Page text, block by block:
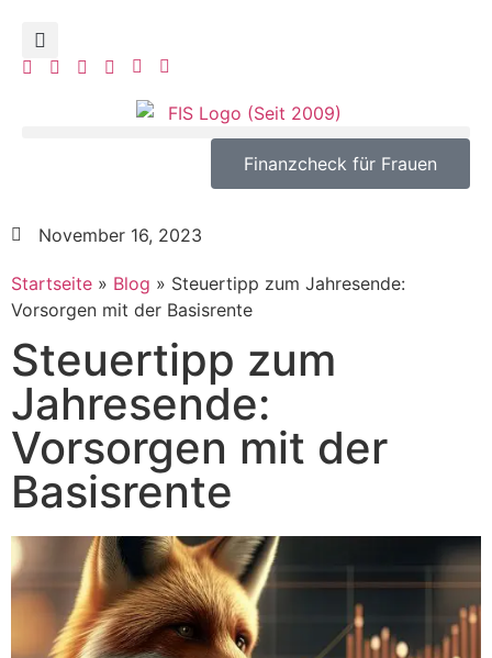
Finanzcheck für Frauen
November 16, 2023
Startseite » Blog » Steuertipp zum Jahresende:
Vorsorgen mit der Basisrente
Steuertipp zum
Jahresende:
Vorsorgen mit der
Basisrente